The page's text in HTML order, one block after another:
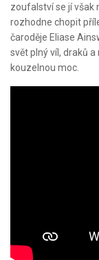
zoufalství se jí však
rozhodne chopit
čaroděje Eliase
svět plný víl, draků
kouzelnou moc.